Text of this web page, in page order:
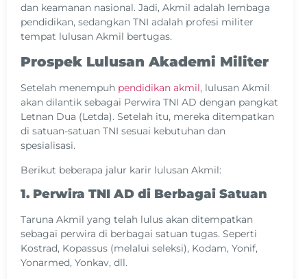
dan keamanan nasional. Jadi, Akmil adalah lembaga
pendidikan, sedangkan TNI adalah profesi militer
tempat lulusan Akmil bertugas.
Prospek Lulusan Akademi Militer
Setelah menempuh pendidikan akmil, lulusan Akmil
akan dilantik sebagai Perwira TNI AD dengan pangkat
Letnan Dua (Letda). Setelah itu, mereka ditempatkan
di satuan-satuan TNI sesuai kebutuhan dan
spesialisasi.
Berikut beberapa jalur karir lulusan Akmil:
1. Perwira TNI AD di Berbagai Satuan
Taruna Akmil yang telah lulus akan ditempatkan
sebagai perwira di berbagai satuan tugas. Seperti
Kostrad, Kopassus (melalui seleksi), Kodam, Yonif,
Yonarmed, Yonkav, dll.